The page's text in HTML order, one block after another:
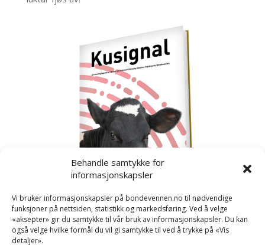
Behandle samtykke for
informasjonskapsler
Vi bruker informasjonskapsler på bondevennen.no til nødvendige
funksjoner på nettsiden, statistikk og markedsføring. Ved å velge
«aksepter» gir du samtykke til vår bruk av informasjonskapsler. Du kan
også velge hvilke formål du vil gi samtykke til ved å trykke på «Vis
detaljer».